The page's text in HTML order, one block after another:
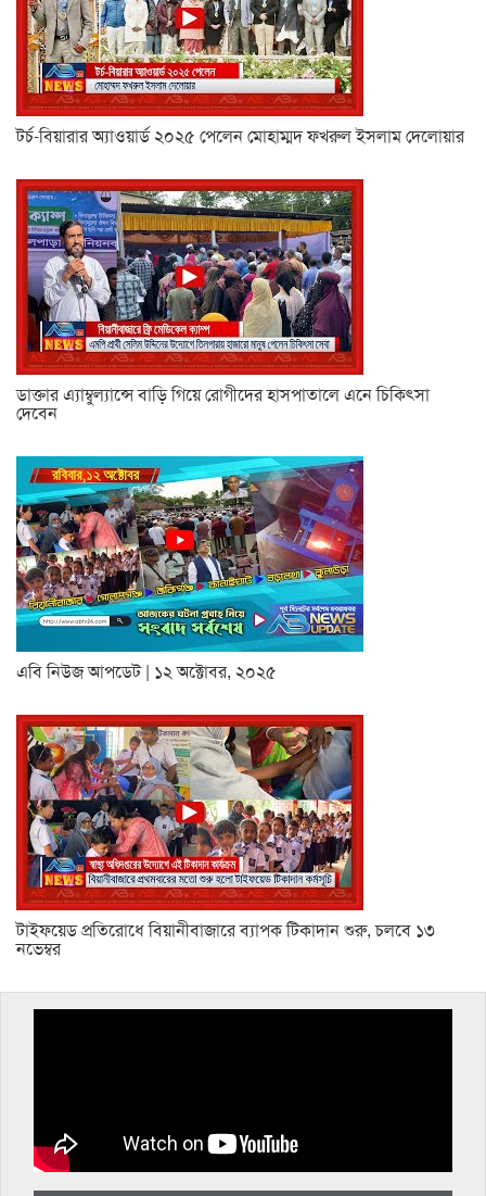
টর্চ-বিয়ারার অ্যাওয়ার্ড ২০২৫ পেলেন মোহাম্মদ ফখরুল ইসলাম দেলোয়ার
ডাক্তার এ্যাম্বুল্যান্সে বাড়ি গিয়ে রোগীদের হাসপাতালে এনে চিকিৎসা
দেবেন
এবি নিউজ আপডেট | ১২ অক্টোবর, ২০২৫
টাইফয়েড প্রতিরোধে বিয়ানীবাজারে ব্যাপক টিকাদান শুরু, চলবে ১৩
নভেম্বর